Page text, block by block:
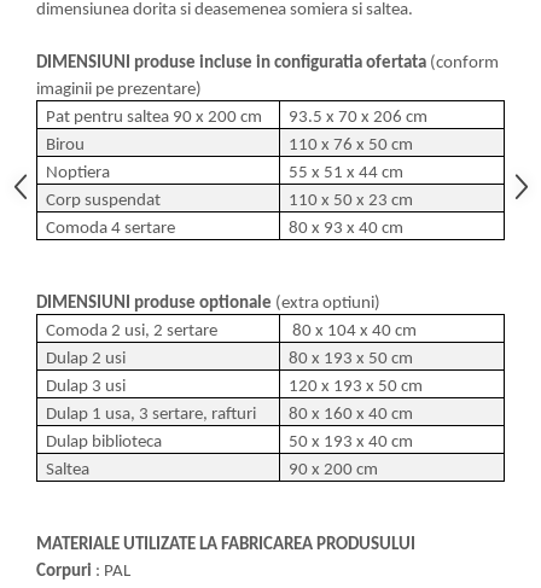
dimensiunea dorita si deasemenea somiera si saltea.
DIMENSIUNI produse incluse in configuratia ofertata (conform
imaginii pe prezentare)
Pat pentru saltea 90 x 200 cm
93.5 x 70 x 206 cm
Birou
110 x 76 x 50 cm
Noptiera
55 x 51 x 44 cm
Corp suspendat
110 x 50 x 23 cm
Comoda 4 sertare
80 x 93 x 40 cm
DIMENSIUNI produse optionale (extra optiuni)
Comoda 2 usi, 2 sertare
80 x 104 x 40 cm
Dulap 2 usi
80 x 193 x 50 cm
Dulap 3 usi
120 x 193 x 50 cm
Dulap 1 usa, 3 sertare, rafturi
80 x 160 x 40 cm
Dulap biblioteca
50 x 193 x 40 cm
Saltea
90 x 200 cm
MATERIALE UTILIZATE LA FABRICAREA PRODUSULUI
Corpuri : PAL